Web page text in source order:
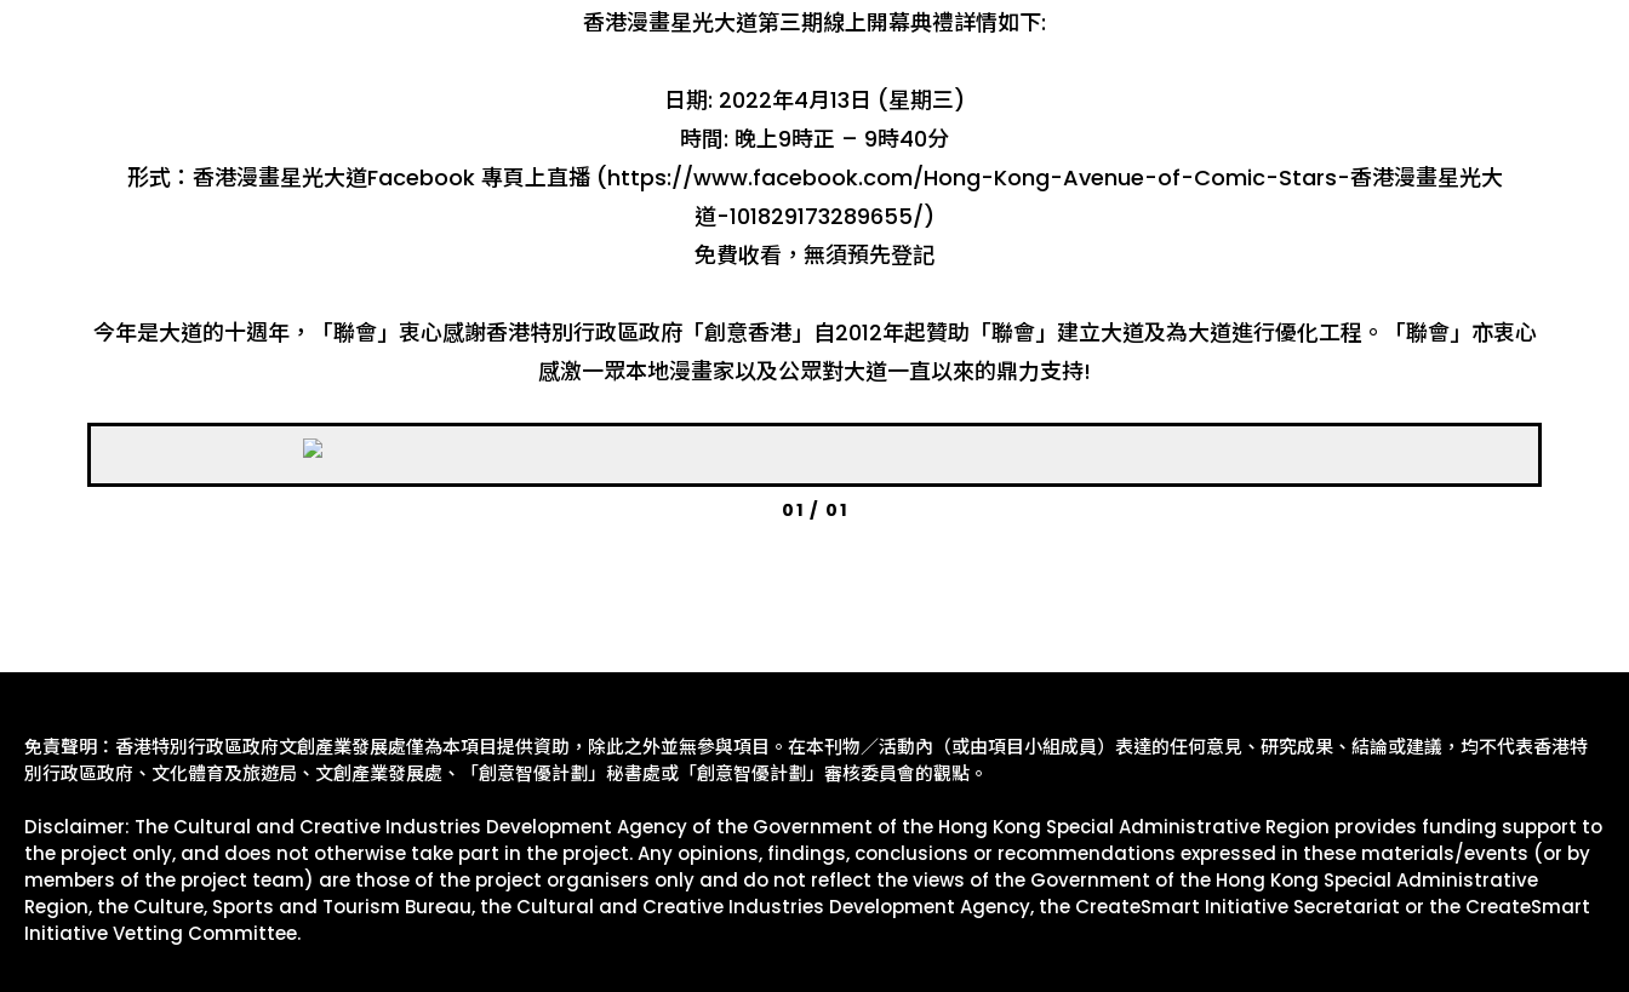
香港漫畫星光大道第三期線上開幕典禮詳情如下:
日期: 2022年4月13日 (星期三)
時間: 晚上9時正 – 9時40分
形式：香港漫畫星光大道Facebook 專頁上直播 (https://www.facebook.com/Hong-Kong-Avenue-of-Comic-Stars-香港漫畫星光大
道-101829173289655/)
免費收看，無須預先登記
今年是大道的十週年，「聯會」衷心感謝香港特別行政區政府「創意香港」自2012年起贊助「聯會」建立大道及為大道進行優化工程。「聯會」亦衷心
感激一眾本地漫畫家以及公眾對大道一直以來的鼎力支持!
01 / 01
免責聲明：香港特別行政區政府文創產業發展處僅為本項目提供資助，除此之外並無參與項目。在本刊物／活動內（或由項目小組成員）表達的任何意見、研究成果、結論或建議，均不代表香港特
別行政區政府、文化體育及旅遊局、文創產業發展處、「創意智優計劃」秘書處或「創意智優計劃」審核委員會的觀點。
Disclaimer: The Cultural and Creative Industries Development Agency of the Government of the Hong Kong Special Administrative Region provides funding support to
the project only, and does not otherwise take part in the project. Any opinions, findings, conclusions or recommendations expressed in these materials/events (or by
members of the project team) are those of the project organisers only and do not reflect the views of the Government of the Hong Kong Special Administrative
Region, the Culture, Sports and Tourism Bureau, the Cultural and Creative Industries Development Agency, the CreateSmart Initiative Secretariat or the CreateSmart
Initiative Vetting Committee.